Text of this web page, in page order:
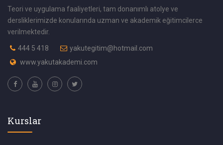
Teori ve uygulama faaliyetleri, tam donanımlı atolye ve
dersliklerimizde konularında uzman ve akademik eğitimcilerce
verilmektedir.
444 5 418
yakutegitim@hotmail.com
www.yakutakademi.com
Kurslar